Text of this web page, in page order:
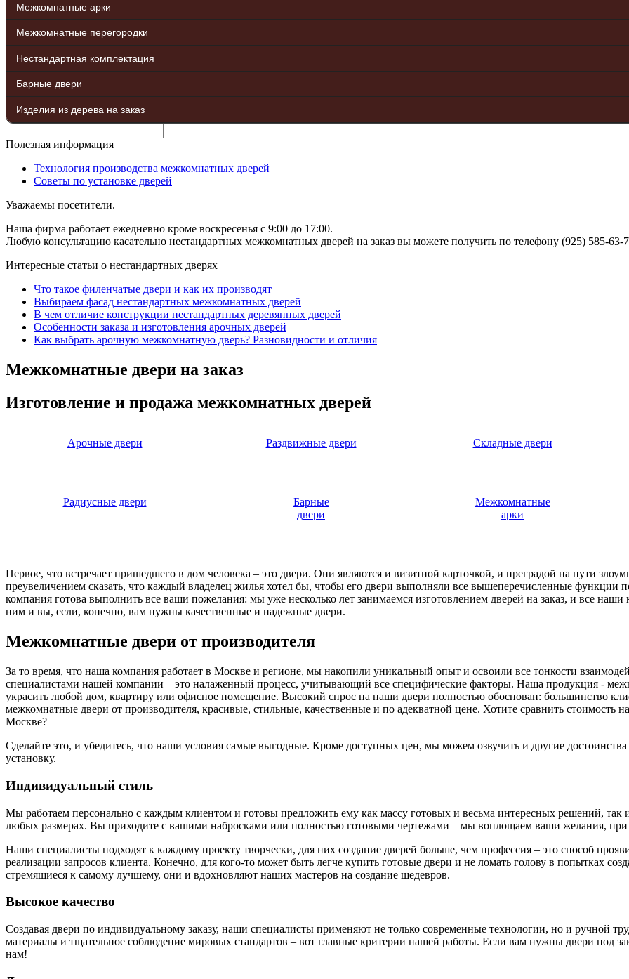
Межкомнатные арки
Межкомнатные перегородки
Нестандартная комплектация
Барные двери
Изделия из дерева на заказ
Полезная информация
Технология производства межкомнатных дверей
Советы по установке дверей
Уважаемы посетители.
Наша фирма работает ежедневно кроме воскресенья с 9:00 до 17:00.
Любую консультацию касательно нестандартных межкомнатных дверей на заказ вы можете получить по телефону (925) 585-63-
Интересные статьи о нестандартных дверях
Что такое филенчатые двери и как их производят
Выбираем фасад нестандартных межкомнатных дверей
В чем отличие конструкции нестандартных деревянных дверей
Особенности заказа и изготовления арочных дверей
Как выбрать арочную межкомнатную дверь? Разновидности и отличия
Межкомнатные двери на заказ
Изготовление и продажа межкомнатных дверей
Арочные двери Раздвижные двери Складные двери
Радиусные двери
Барные
двери
Межкомнатные
арки
Первое, что встречает пришедшего в дом человека – это двери. Они являются и визитной карточкой, и преградой на пути
преувеличением сказать, что каждый владелец жилья хотел бы, чтобы его двери выполняли все вышеперечисленные
компания готова выполнить все ваши пожелания: мы уже несколько лет занимаемся изготовлением дверей на заказ, и все
ним и вы, если, конечно, вам нужны качественные и надежные двери.
Межкомнатные двери от производителя
За то время, что наша компания работает в Москве и регионе, мы накопили уникальный опыт и освоили все тонкости
специалистами нашей компании – это налаженный процесс, учитывающий все специфические факторы. Наша продукция -
украсить любой дом, квартиру или офисное помещение. Высокий спрос на наши двери полностью обоснован: большинство
межкомнатные двери от производителя, красивые, стильные, качественные и по адекватной цене. Хотите сравнить
Москве?
Сделайте это, и убедитесь, что наши условия самые выгодные. Кроме доступных цен, мы можем озвучить и другие
установку.
Индивидуальный стиль
Мы работаем персонально с каждым клиентом и готовы предложить ему как массу готовых и весьма интересных решений, так
любых размерах. Вы приходите с вашими набросками или полностью готовыми чертежами – мы воплощаем ваши желания, при
Наши специалисты подходят к каждому проекту творчески, для них создание дверей больше, чем профессия – это способ
реализации запросов клиента. Конечно, для кого-то может быть легче купить готовые двери и не ломать голову в попытках
стремящиеся к самому лучшему, они и вдохновляют наших мастеров на создание шедевров.
Высокое качество
Создавая двери по индивидуальному заказу, наши специалисты применяют не только современные технологии, но и ручной
материалы и тщательное соблюдение мировых стандартов – вот главные критерии нашей работы. Если вам нужны двери под
нам!